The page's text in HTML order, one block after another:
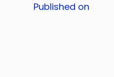
Published on